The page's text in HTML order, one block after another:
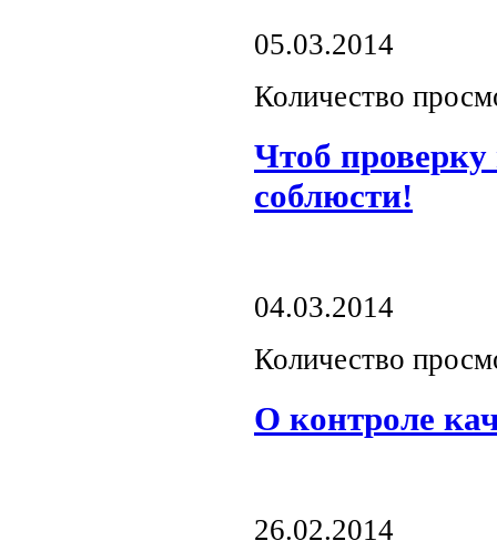
05.03.2014
Количество
Чтоб
соблюсти!
04.03.2014
Количество
О контроле
26.02.2014